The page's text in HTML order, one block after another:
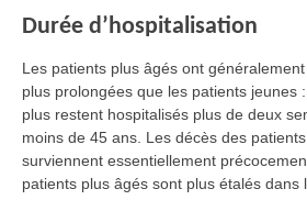
Durée d’hospitalisation
Les patients plus âgés ont
plus prolongées que les patients jeunes
plus restent hospitalisés plus de deux
moins de 45 ans. Les décès des
surviennent essentiellement
patients plus âgés sont plus étalés dans